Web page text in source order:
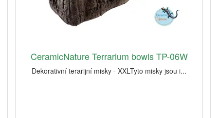
CeramicNature Terrarium bowls TP-06W
Dekorativní terarijní misky - XXLTyto misky jsou i...